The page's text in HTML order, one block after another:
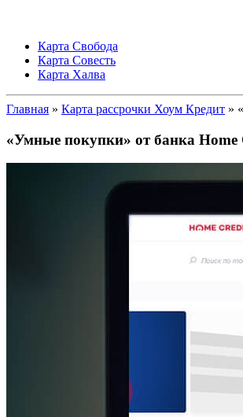
Карта Свобода
Карта Совесть
Карта Халва
Главная » Карта рассрочки Хоум Кредит »
«Умные покупки» от банка Home